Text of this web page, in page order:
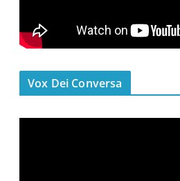
Vox Dei Conversa